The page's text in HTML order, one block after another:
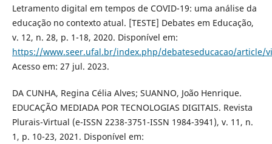
Letramento digital em tempos de COVID-19: uma análise da
educação no contexto atual. [TESTE] Debates em Educação,
v. 12, n. 28, p. 1-18, 2020. Disponível em:
https://www.seer.ufal.br/index.php/debateseducacao/article/
Acesso em: 27 jul. 2023.
DA CUNHA, Regina Célia Alves; SUANNO, João Henrique.
EDUCAÇÃO MEDIADA POR TECNOLOGIAS DIGITAIS. Revista
Plurais-Virtual (e-ISSN 2238-3751-ISSN 1984-3941), v. 11, n.
1, p. 10-23, 2021. Disponível em: